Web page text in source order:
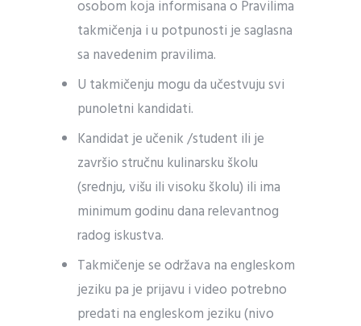
osobom koja informisana o Pravilima
takmičenja i u potpunosti je saglasna
sa navedenim pravilima.
U takmičenju mogu da učestvuju svi
punoletni kandidati.
Kandidat je učenik /student ili je
završio stručnu kulinarsku školu
(srednju, višu ili visoku školu) ili ima
minimum godinu dana relevantnog
radog iskustva.
Takmičenje se održava na engleskom
jeziku pa je prijavu i video potrebno
predati na engleskom jeziku (nivo